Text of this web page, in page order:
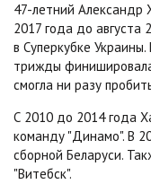
47-летний Александр
2017 года до августа
в Суперкубке
трижды
смогла ни разу
С 2010 до 2014 года
команду "Динамо". В
сборной Беларуси.
"Витебск".